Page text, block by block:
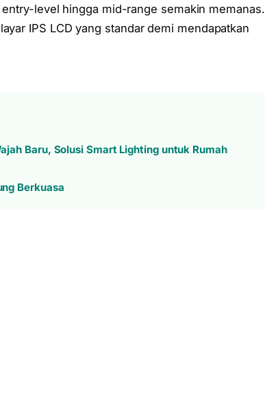
level hingga mid-range semakin memanas.
IPS LCD yang standar demi mendapatkan
Baru, Solusi Smart Lighting untuk Rumah
Berkuasa